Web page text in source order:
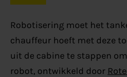
Robotisering moet het
chauffeur hoeft met deze
uit de cabine te stappen
robot, ontwikkeld door